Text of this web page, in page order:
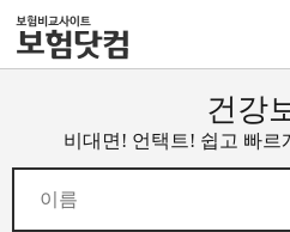
건강
비대면! 언택트! 쉽고 빠르